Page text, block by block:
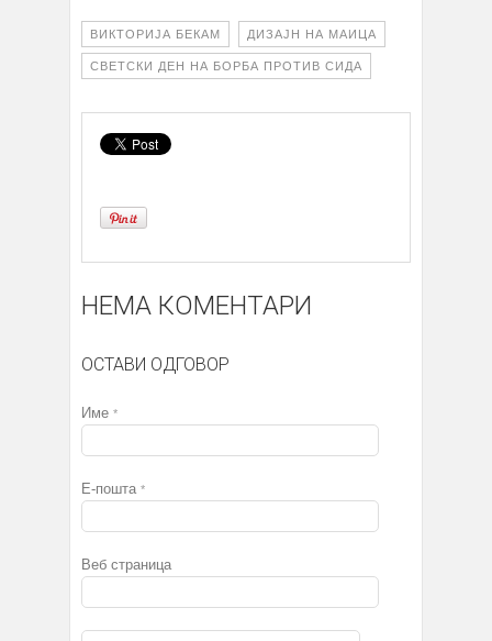
ВИКТОРИЈА БЕКАМ ДИЗАЈН НА МАИЦА
СВЕТСКИ ДЕН НА БОРБА ПРОТИВ СИДА
НЕМА КОМЕНТАРИ
ОСТАВИ ОДГОВОР
Име *
Е-пошта *
Веб страница